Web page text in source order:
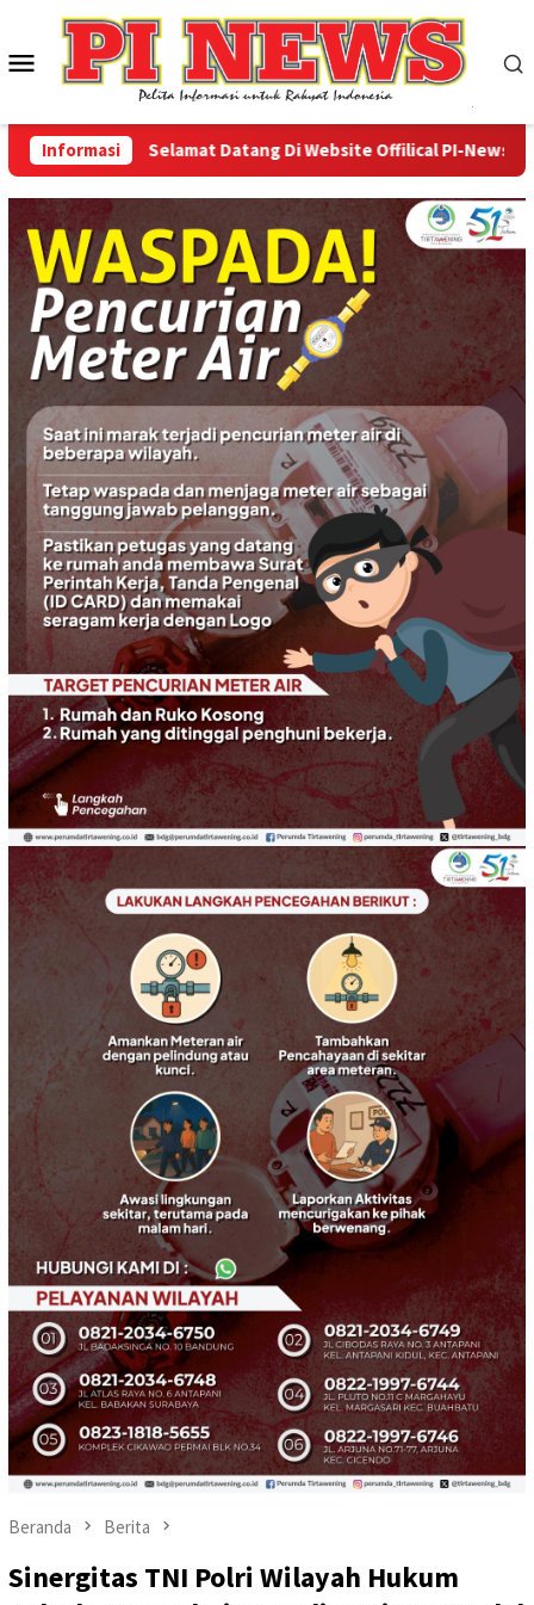
konten
Menu
Mobile
InformasiSelamat Datang Di Website Offilical PI-News
Beranda Berita
Sinergitas TNI Polri Wilayah Hukum